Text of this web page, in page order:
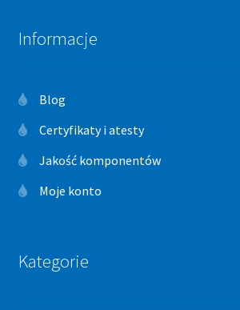
Informacje
Blog
Certyfikaty i atesty
Jakość komponentów
Moje konto
Kategorie